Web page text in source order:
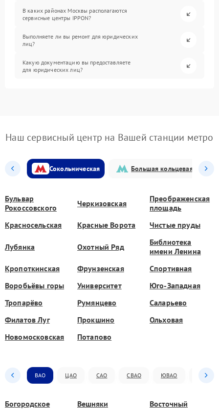
В каких районах Москвы располагаются
сервисные центры IPPON?
Выполняете ли вы ремонт для юридических
лиц?
Какую документацию вы предоставляете
для юридических лиц?
Наш сервисный центр на Вашей станции метро
Сокольническая Большая кольцевая
Бульвар
Рокоссовского
Черкизовская
Преображенская
площадь
Красносельская
Красные Ворота Чистые пруды
Лубянка Охотный Ряд
Библиотека
имени Ленина
Кропоткинская
Фрунзенская
Спортивная
Воробьёвы горы
Университет
Юго-Западная
Тропарёво
Румянцево
Саларьево
Филатов Луг
Прокшино
Ольховая
Новомосковская
Потапово
ВАО ЦАО САО СВАО ЮВАО ЮАО
Богородское Вешняки Восточный